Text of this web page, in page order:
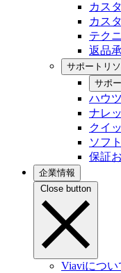
カス
カス
テク
返品
サポートリ
サポ
ハウ
ナレ
クイ
ソフ
保証
企業情報
Close button
Viaviについ